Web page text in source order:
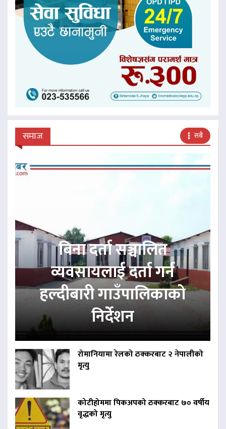
समाज सबै
बिना दर्ता सञ्चालित
व्यवसायलाई दर्ता गर्न
हल्दीबारी गाउँपालिकाको
निर्देशन
रोमानियामा रेलको ठक्करबाट २ नेपालीको
मृत्यु
कोटीहोममा पिकअपको ठक्करबाट ७० वर्षीय
वृद्धको मृत्यु